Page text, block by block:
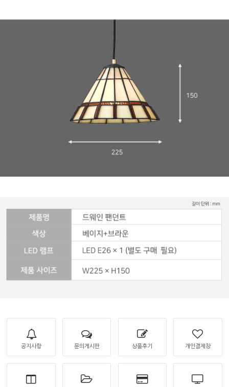
공지사항 문의게시판 상품후기 개인결제창